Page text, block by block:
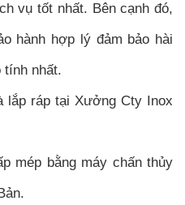
vụ tốt nhất. Bên cạnh đó,
hành hợp lý đảm bảo hài
tính nhất.
ráp tại Xưởng Cty Inox
mép bằng máy chấn thủy